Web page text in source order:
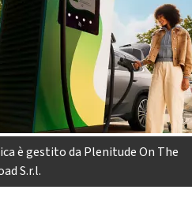
è gestito da Plenitude On The
S.r.l.